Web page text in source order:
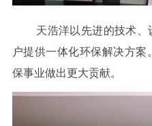
天浩洋以先进的技术
户提供一体化环保解决方
保事业做出更大贡献。